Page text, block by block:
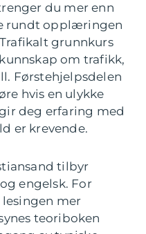
du mer enn
rundt opplæringen
grunnkurs
om trafikk,
Førstehjelpsdelen
hvis en ulykke
deg erfaring med
er krevende.
tilbyr
engelsk. For
mer
teoriboken